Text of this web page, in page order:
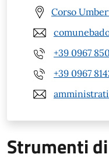
Corso
+39 0967
+39 0967
Strumenti